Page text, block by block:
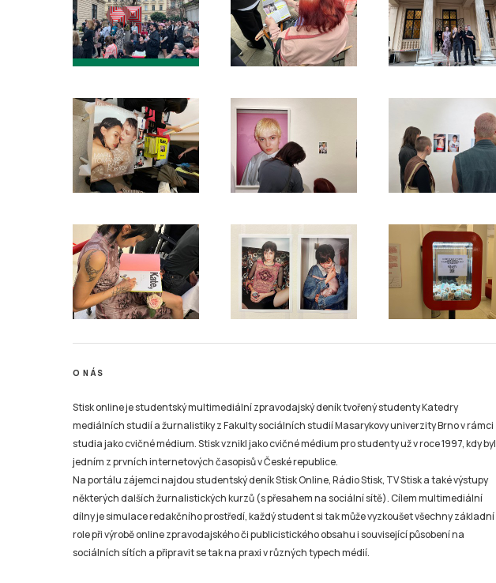
O NÁS
Stisk online je studentský multimediální zpravodajský deník tvořený studenty Katedry
mediálních studií a žurnalistiky z Fakulty sociálních studií Masarykovy univerzity Brno v rámci
studia jako cvičné médium. Stisk vznikl jako cvičné médium pro studenty už v roce 1997, kdy byl
jedním z prvních internetových časopisů v České republice.
Na portálu zájemci najdou studentský deník Stisk Online, Rádio Stisk, TV Stisk a také výstupy
některých dalších žurnalistických kurzů (s přesahem na sociální sítě). Cílem multimediální
dílny je simulace redakčního prostředí, každý student si tak může vyzkoušet všechny základní
role při výrobě online zpravodajského či publicistického obsahu i související působení na
sociálních sítích a připravit se tak na praxi v různých typech médií.